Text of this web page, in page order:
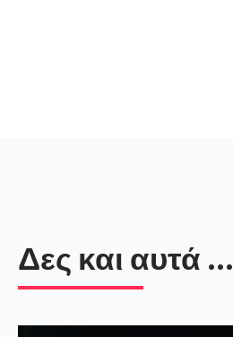
Δες και αυτά ...